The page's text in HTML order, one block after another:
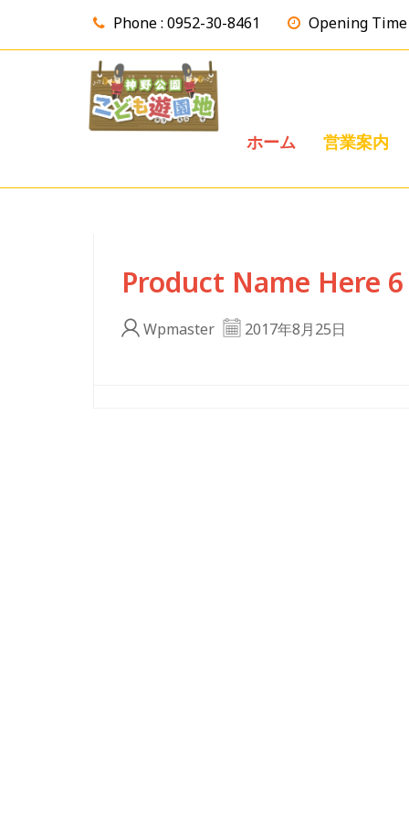
Phone : 0952-30-8461 Opening Time
ホーム 営業案内
Product Name Here 6
Wpmaster 2017年8月25日